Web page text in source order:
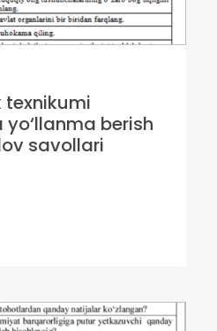
texnikumi
berish
savollari